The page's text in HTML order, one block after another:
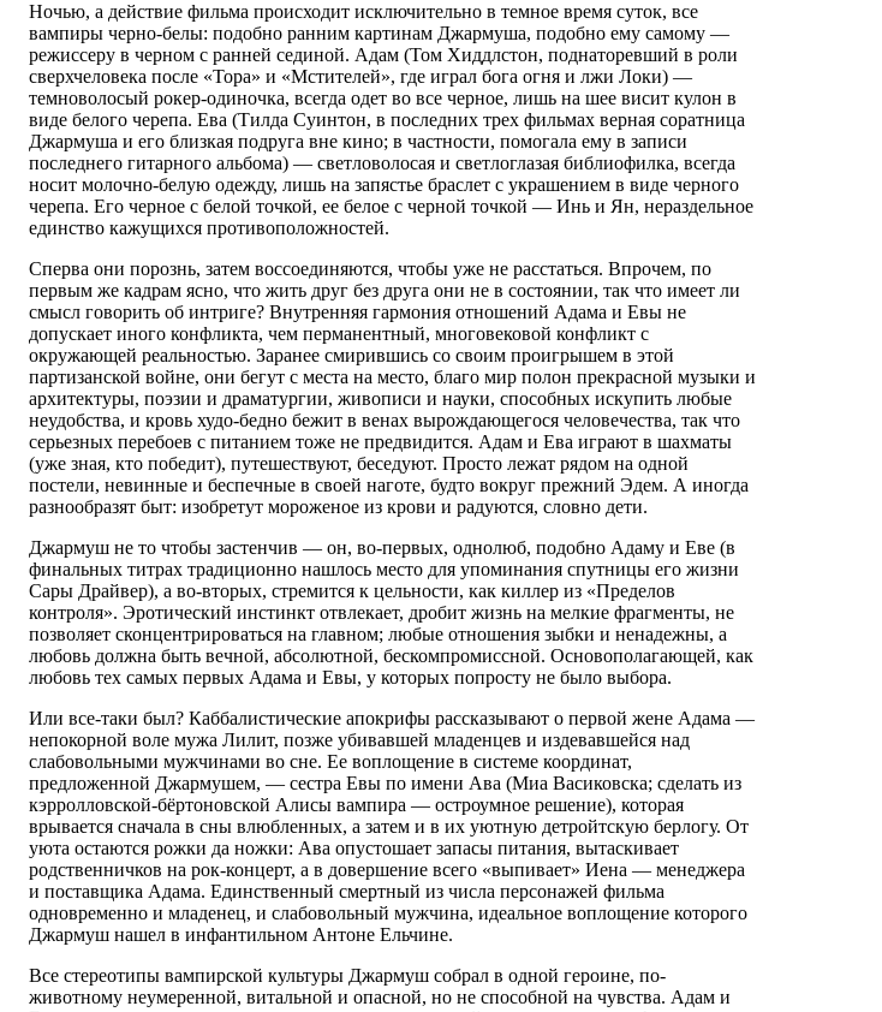
Ночью, а действие фильма происходит исключительно в темное время суток, все
вампиры черно-белы: подобно ранним картинам Джармуша, подобно ему самому —
режиссеру в черном с ранней сединой. Адам (Том Хиддлстон, поднаторевший в роли
сверхчеловека после «Тора» и «Мстителей», где играл бога огня и лжи Локи) —
темноволосый рокер-одиночка, всегда одет во все черное, лишь на шее висит кулон в
виде белого черепа. Ева (Тилда Суинтон, в последних трех фильмах верная соратница
Джармуша и его близкая подруга вне кино; в частности, помогала ему в записи
последнего гитарного альбома) — светловолосая и светлоглазая библиофилка, всегда
носит молочно-белую одежду, лишь на запястье браслет с украшением в виде черного
черепа. Его черное с белой точкой, ее белое с черной точкой — Инь и Ян, нераздельное
единство кажущихся противоположностей.
Сперва они порознь, затем воссоединяются, чтобы уже не расстаться. Впрочем, по
первым же кадрам ясно, что жить друг без друга они не в состоянии, так что имеет ли
смысл говорить об интриге? Внутренняя гармония отношений Адама и Евы не
допускает иного конфликта, чем перманентный, многовековой конфликт с
окружающей реальностью. Заранее смирившись со своим проигрышем в этой
партизанской войне, они бегут с места на место, благо мир полон прекрасной музыки и
архитектуры, поэзии и драматургии, живописи и науки, способных искупить любые
неудобства, и кровь худо-бедно бежит в венах вырождающегося человечества, так что
серьезных перебоев с питанием тоже не предвидится. Адам и Ева играют в шахматы
(уже зная, кто победит), путешествуют, беседуют. Просто лежат рядом на одной
постели, невинные и беспечные в своей наготе, будто вокруг прежний Эдем. А ­иногда
разнообразят быт: изобретут мороженое из крови и радуются, словно дети.
Джармуш не то чтобы застенчив — он, во-первых, однолюб, подобно Адаму и Еве (в
финальных титрах традиционно нашлось место для упоминания спутницы его жизни
Сары Драйвер), а во-вторых, стремится к цельности, как киллер из «Пределов
контроля». Эротический инстинкт отвлекает, дробит жизнь на мелкие фрагменты, не
позволяет сконцентрироваться на главном; любые отношения зыбки и ненадежны, а
любовь должна быть вечной, абсолютной, бескомпромиссной. Основополагающей, как
любовь тех самых первых Адама и Евы, у которых попросту не было выбора.
Или все-таки был? Каббалистические апокрифы рассказывают о первой жене Адама —
непокорной воле мужа Лилит, позже убивавшей младенцев и издевавшейся над
слабовольными мужчинами во сне. Ее воплощение в системе координат,
предложенной Джармушем, — сестра Евы по имени Ава (Миа Васиковска; сделать из
кэрролловской-бёртоновской Алисы вампира — остроумное решение), которая
врывается сначала в сны влюбленных, а затем и в их уютную детройтскую берлогу. От
уюта остаются рожки да ножки: Ава опустошает запасы питания, вытаскивает
родственничков на рок-концерт, а в довершение всего «выпивает» Иена — менеджера
и поставщика Адама. Единственный смертный из числа персонажей фильма
одновременно и младенец, и слабовольный мужчина, идеальное воплощение которого
Джармуш нашел в инфантильном Антоне Ельчине.
Все стереотипы вампирской культуры Джармуш собрал в одной героине, по-
животному неумеренной, витальной и опасной, но не способной на чувства. Адам и